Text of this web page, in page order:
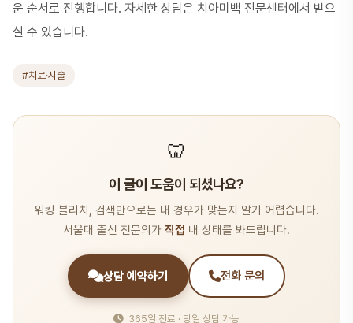
운 순서로 진행합니다. 자세한 상담은 치아미백 전문센터 에서 받으
실 수 있습니다.
#치료·시술
🦷
이 글이 도움이 되셨나요?
워킹 블리치, 검색만으로는 내 경우가 맞는지 알기 어렵습니다.
서울대 출신 전문의가 직접 내 상태를 봐드립니다.
상담 예약하기 전화 문의
365일 진료 · 당일 상담 가능